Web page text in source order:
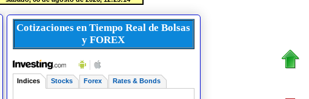
Cotizaciones en Tiempo Real de Bolsas
y FOREX